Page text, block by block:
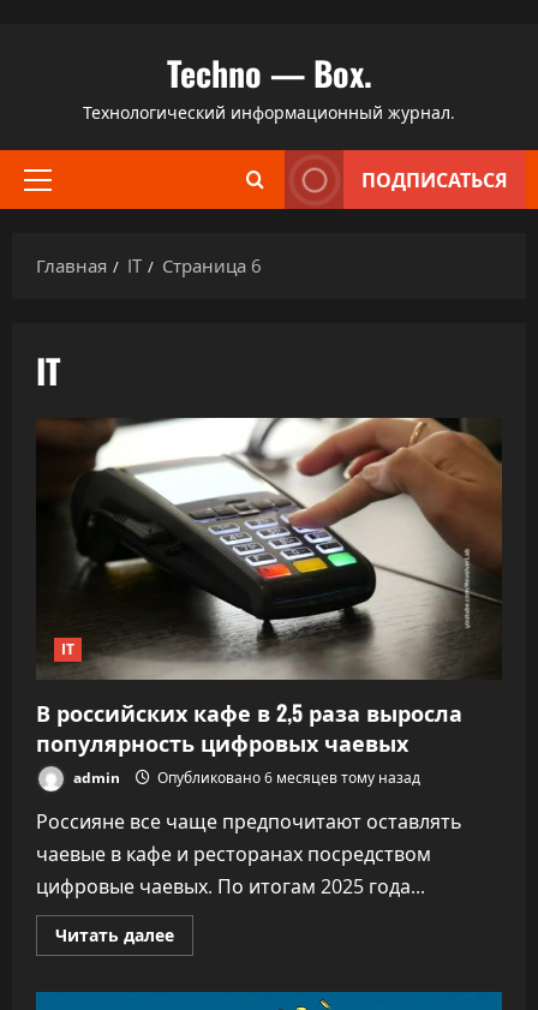
содержимому
Techno — Box.
Технологический информационный журнал.
Основное
ПОДПИСАТЬСЯ
Главная IT Страница 6
IT
IT
В российских кафе в 2,5 раза выросла
популярность цифровых чаевых
admin Опубликовано 6 месяцев тому назад
Россияне все чаще предпочитают оставлять
чаевые в кафе и ресторанах посредством
цифровые чаевых. По итогам 2025 года...
Читать далееПрочитать
больше